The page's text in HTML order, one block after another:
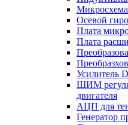
Микросхема
Осевой
Плата
Плата
Усилитель
ШИМ
двигателя
АЦП для
Генератор